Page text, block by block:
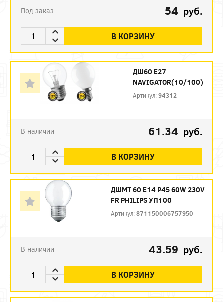
Под заказ 54 руб.
В КОРЗИНУ
ДШ60 Е27
NAVIGATOR(10/100)
Артикул:94312
В наличии 61.34 руб.
В КОРЗИНУ
ДШМТ 60 Е14 P45 60W 230V
FR PHILIPS УП100
Артикул:871150006757950
В наличии 43.59 руб.
В КОРЗИНУ